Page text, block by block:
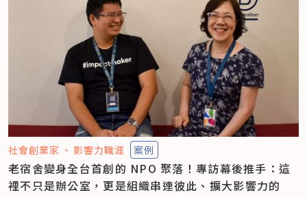
社會創業家 影響力職涯 案例
老宿舍變身全台首創的 NPO 聚落！專訪幕後推手：這
裡不只是辦公室，更是組織串連彼此、擴大影響力的